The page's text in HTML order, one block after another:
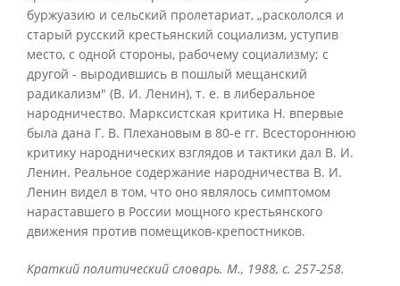
буржуазию и сельский пролетариат, „раскололся и
старый русский крестьянский социализм, уступив
место, с одной стороны, рабочему социализму; с
другой - выродившись в пошлый мещанский
радикализм" (В. И. Ленин), т. е. в либеральное
народничество. Марксистская критика Н. впервые
была дана Г. В. Плехановым в 80-е гг. Всестороннюю
критику народнических взглядов и тактики дал В. И.
Ленин. Реальное содержание народничества В. И.
Ленин видел в том, что оно являлось симптомом
нараставшего в России мощного крестьянского
движения против помещиков-крепостников.
Краткий политический словарь. М., 1988, с. 257-258.